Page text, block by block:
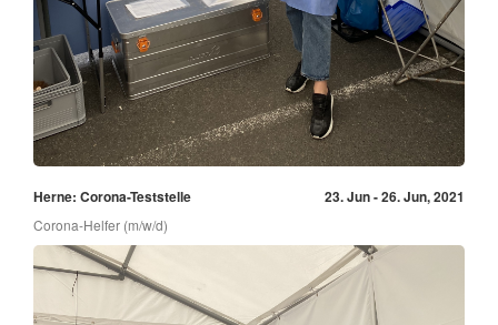
Herne: Corona-Teststelle 23. Jun - 26. Jun, 2021
Corona-Helfer (m/w/d)